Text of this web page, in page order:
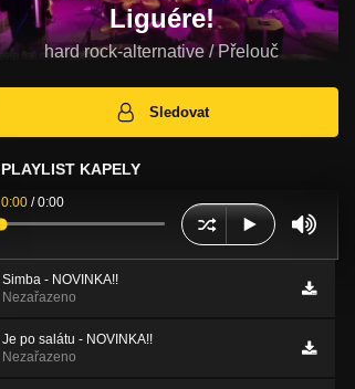
Liguére!
hard rock-alternative / Přelouč
Sledovat
PLAYLIST KAPELY
0:00 /0:00
Simba - NOVINKA!!
Nezařazeno
Je po salátu - NOVINKA!!
Nezařazeno